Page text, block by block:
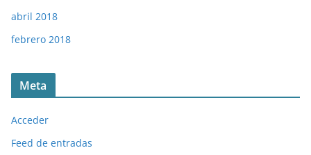
abril 2018
febrero 2018
Meta
Acceder
Feed de entradas